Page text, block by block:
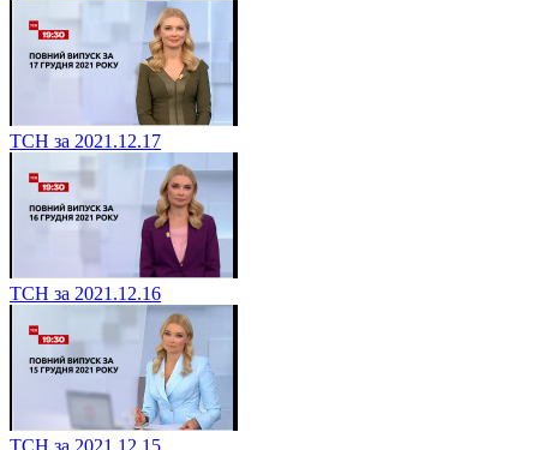
ТСН за 2021.12.17
ТСН за 2021.12.16
ТСН за 2021.12.15